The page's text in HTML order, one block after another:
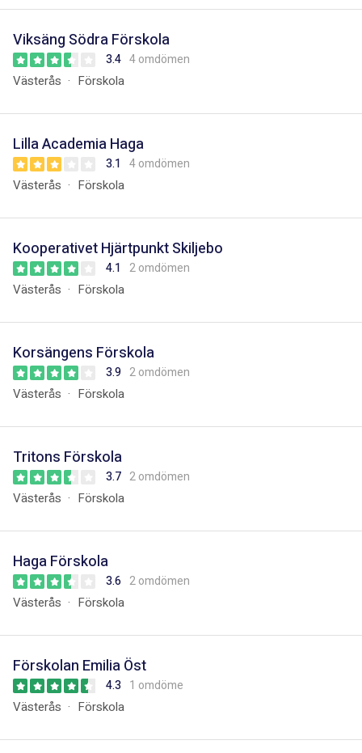
Viksäng Södra Förskola
3.4 4 omdömen
Västerås Förskola
Lilla Academia Haga
3.1 4 omdömen
Västerås Förskola
Kooperativet Hjärtpunkt Skiljebo
4.1 2 omdömen
Västerås Förskola
Korsängens Förskola
3.9 2 omdömen
Västerås Förskola
Tritons Förskola
3.7 2 omdömen
Västerås Förskola
Haga Förskola
3.6 2 omdömen
Västerås Förskola
Förskolan Emilia Öst
4.3 1 omdöme
Västerås Förskola